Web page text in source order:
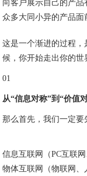
向客户展示自己的产
众多大同小异的产品面
这是一个渐进的过程
候，你开始走出你的世
01
从“信息对称”到“价值
那么首先，我们一定要
信息互联网（PC互联
物体互联网（物联网、